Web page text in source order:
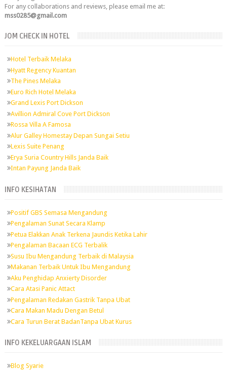
For any collaborations and reviews, please email me at:
mss0285@gmail.com
JOM CHECK IN HOTEL
Hotel Terbaik Melaka
Hyatt Regency Kuantan
The Pines Melaka
Euro Rich Hotel Melaka
Grand Lexis Port Dickson
Avillion Admiral Cove Port Dickson
Rossa Villa A Famosa
Alur Galley Homestay Depan Sungai Setiu
Lexis Suite Penang
Erya Suria Country Hills Janda Baik
Intan Payung Janda Baik
INFO KESIHATAN
Positif GBS Semasa Mengandung
Pengalaman Sunat Secara Klamp
Petua Elakkan Anak Terkena Jaundis Ketika Lahir
Pengalaman Bacaan ECG Terbalik
Susu Ibu Mengandung Terbaik di Malaysia
Makanan Terbaik Untuk Ibu Mengandung
Aku Penghidap Anxierty Disorder
Cara Atasi Panic Attact
Pengalaman Redakan Gastrik Tanpa Ubat
Cara Makan Madu Dengan Betul
Cara Turun Berat BadanTanpa Ubat Kurus
INFO KEKELUARGAAN ISLAM
Blog Syarie